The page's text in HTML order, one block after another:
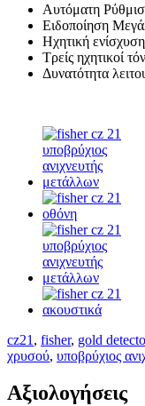
Αυτόματη
Ειδοποίηση
Ηχητική
Τρείς ηχητικοί
Δυνατότητα
cz21 , fisher, gold
χρυσού, υποβρύχιος
Αξιολογήσεις